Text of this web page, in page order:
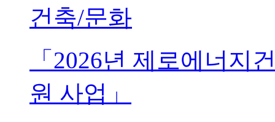
건축/문화
「2026년 제로에너지
원 사업」